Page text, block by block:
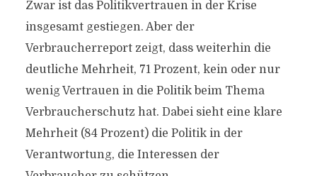
Zwar ist das Politikvertrauen in der Krise
insgesamt gestiegen. Aber der
Verbraucherreport zeigt, dass weiterhin die
deutliche Mehrheit, 71 Prozent, kein oder nur
wenig Vertrauen in die Politik beim Thema
Verbraucherschutz hat. Dabei sieht eine klare
Mehrheit (84 Prozent) die Politik in der
Verantwortung, die Interessen der